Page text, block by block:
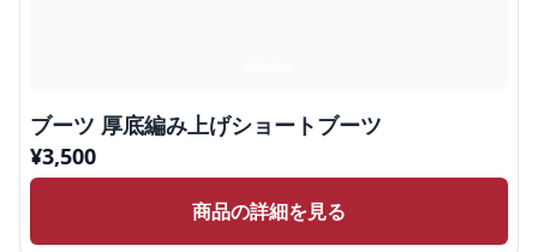
ブーツ 厚底編み上げショートブーツ
¥3,500
商品の詳細を見る